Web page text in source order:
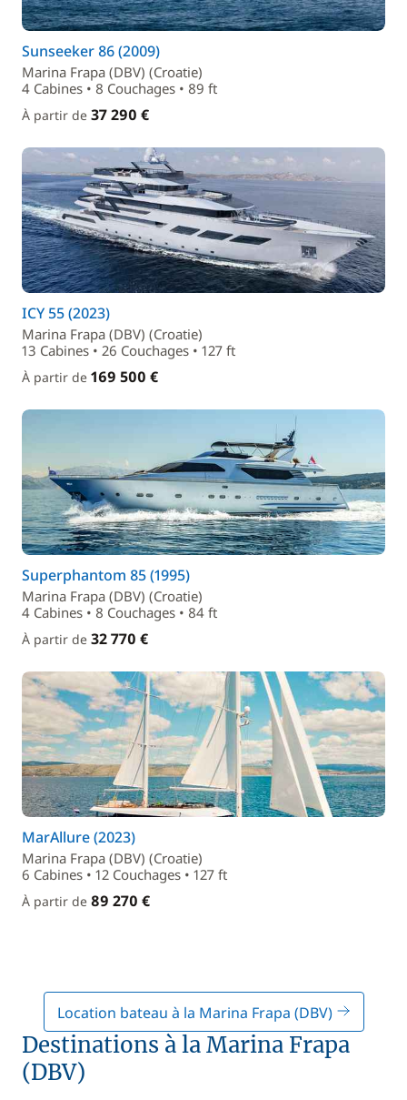
Sunseeker 86 (2009)
Marina Frapa (DBV) (Croatie)
4 Cabines • 8 Couchages • 89 ft
À partir de 37 290 €
ICY 55 (2023)
Marina Frapa (DBV) (Croatie)
13 Cabines • 26 Couchages • 127 ft
À partir de 169 500 €
Superphantom 85 (1995)
Marina Frapa (DBV) (Croatie)
4 Cabines • 8 Couchages • 84 ft
À partir de 32 770 €
MarAllure (2023)
Marina Frapa (DBV) (Croatie)
6 Cabines • 12 Couchages • 127 ft
À partir de 89 270 €
Location bateau à la Marina Frapa (DBV)
Destinations à la Marina Frapa
(DBV)